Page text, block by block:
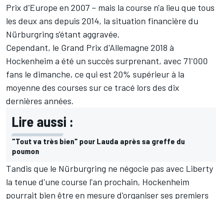
Prix d'Europe en 2007 – mais la course n'a lieu que tous
les deux ans depuis 2014, la situation financière du
Nürburgring s'étant aggravée.
Cependant, le Grand Prix d'Allemagne 2018 à
Hockenheim a été un succès surprenant, avec 71'000
fans le dimanche, ce qui est 20% supérieur à la
moyenne des courses sur ce tracé lors des dix
dernières années.
Lire aussi :
"Tout va très bien" pour Lauda après sa greffe du
poumon
Tandis que le Nürburgring ne négocie pas avec Liberty
la tenue d'une course l'an prochain, Hockenheim
pourrait bien être en mesure d'organiser ses premiers